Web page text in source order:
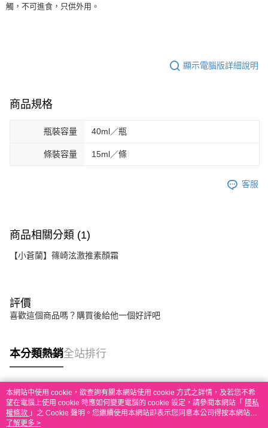
觸，不可進食，只供外用。
顯示電腦版詳細說明
商品規格
瓶裝容量 40ml／瓶
條裝容量 15ml／條
客服
商品相關分類 (1)
【小蒼蘭】篠崎泫激推素顏霜
評價
喜歡這個商品嗎？購買後給他一個好評吧
本分類熱銷全站排行
熱門標籤
本網站中使用 cookie，欲查詢有關本網站使用 cookie 方式之詳情，及若您不希
望在電腦上使用 cookie 時應如何變更電腦的 cookie 設定，請參閱本網站「 隱私
權條款 」之 Cookie 聲明。您繼續使用本網站即表示您同意本公司得按本網站使
用條款之 Cookie 聲明使用 cookie。
了解更多 >